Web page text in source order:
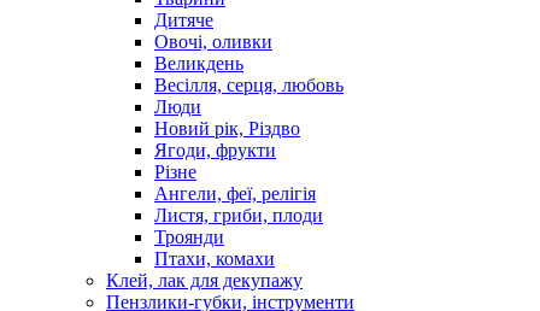
Дитяче
Овочі, оливки
Великдень
Весілля, серця, любовь
Люди
Новий рік, Різдво
Ягоди, фрукти
Різне
Ангели, феї, релігія
Листя, гриби, плоди
Троянди
Птахи, комахи
Клей, лак для декупажу
Пензлики-губки, інструменти